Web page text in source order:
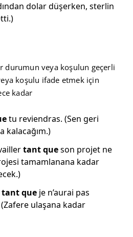
dolar düşerken, sterlin
durumun veya koşulun geçerli
koşulu ifade etmek için
kadar
tu reviendras. (Sen geri
kalacağım.)
tant queson projet ne
tamamlanana kadar
tant que je n’aurai pas
ulaşana kadar